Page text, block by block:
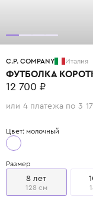
C.P. COMPANY Италия
ФУТБОЛКА
12 700 ₽
или 4 платежа по 3
Цвет: молочный
Размер
8 лет
128 см